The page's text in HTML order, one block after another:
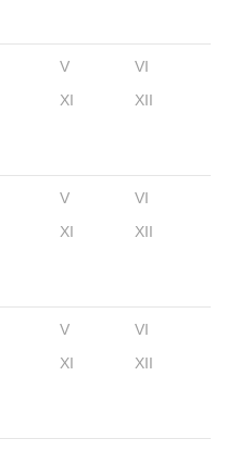
V
VI
XI XII
V
VI
XI XII
V
VI
XI XII